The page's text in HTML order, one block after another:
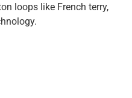
loops like French terry,